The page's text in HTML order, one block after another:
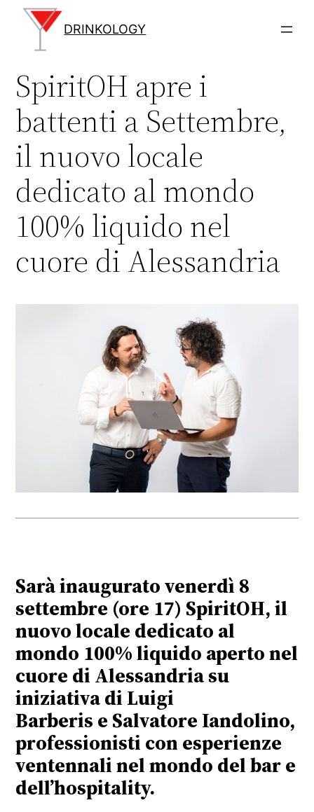
contenuto
DRINKOLOGY
SpiritOH apre i
battenti a Settembre,
il nuovo locale
dedicato al mondo
100% liquido nel
cuore di Alessandria
Sarà inaugurato venerdì 8
settembre (ore 17) SpiritOH, il
nuovo locale dedicato al
mondo 100% liquido aperto nel
cuore di Alessandria su
iniziativa di Luigi
Barberis e Salvatore Iandolino,
professionisti con esperienze
ventennali nel mondo del bar e
dell’hospitality.